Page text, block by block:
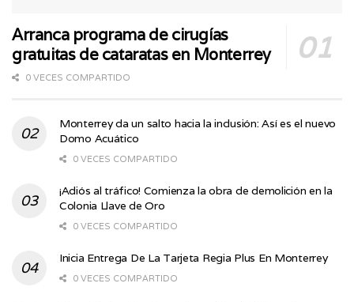
Arranca programa de cirugías
gratuitas de cataratas en Monterrey
0 VECES COMPARTIDO
Monterrey da un salto hacia la inclusión: Así es el nuevo
Domo Acuático
0 VECES COMPARTIDO
¡Adiós al tráfico! Comienza la obra de demolición en la
Colonia Llave de Oro
0 VECES COMPARTIDO
Inicia Entrega De La Tarjeta Regia Plus En Monterrey
0 VECES COMPARTIDO